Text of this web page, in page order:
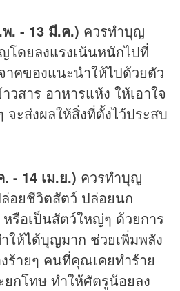
. - 13 มี.ค.) ควรทำบุญ
โดยลงแรงเน้นหนักไปที่
าคของแนะนำให้ไปด้วยตัว
วสาร อาหารแห้ง ให้เอาใจ
จะส่งผลให้สิ่งที่ตั้งไว้ประสบ
- 14 เม.ย.) ควรทำบุญ
อยชีวิตสัตว์ ปล่อยนก
รือเป็นสัตว์ใหญ่ๆ ด้วยการ
ให้ได้บุญมาก ช่วยเพิ่มพลัง
ร้ายๆ คนที่คุณเคยทำร้าย
ยกโทษ ทำให้ศัตรูน้อยลง